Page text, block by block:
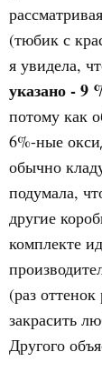
(тюбик с
я увидела,
указано - 9
потому как
6%-ные
обычно
подумала,
другие
комплекте
(раз
закрасить
Другого